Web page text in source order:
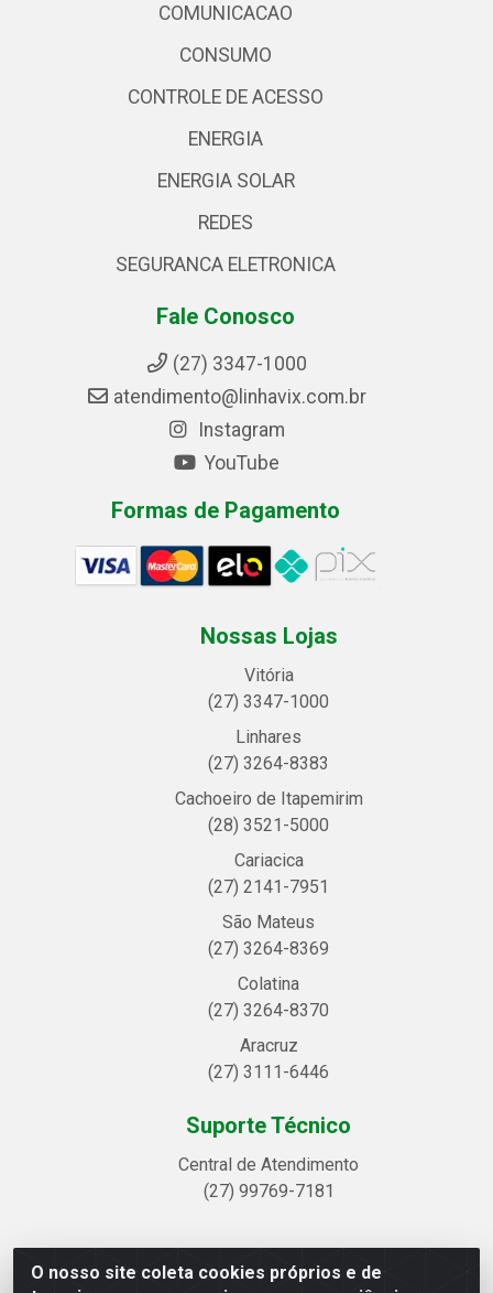
O nosso site coleta cookies próprios e de
COMUNICACAO
CONSUMO
CONTROLE DE ACESSO
ENERGIA
ENERGIA SOLAR
REDES
SEGURANCA ELETRONICA
Fale Conosco
(27) 3347-1000
atendimento@linhavix.com.br
Instagram
YouTube
Formas de Pagamento
Nossas Lojas
Vitória
(27) 3347-1000
Linhares
(27) 3264-8383
Cachoeiro de Itapemirim
(28) 3521-5000
Cariacica
(27) 2141-7951
São Mateus
(27) 3264-8369
Colatina
(27) 3264-8370
Aracruz
(27) 3111-6446
Suporte Técnico
Central de Atendimento
(27) 99769-7181
Linhavix Distribuidora LTDA - Avenida Alegre, 2521 -